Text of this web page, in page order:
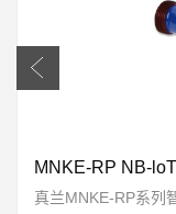
MNKE-
真兰MNKE-RP系列